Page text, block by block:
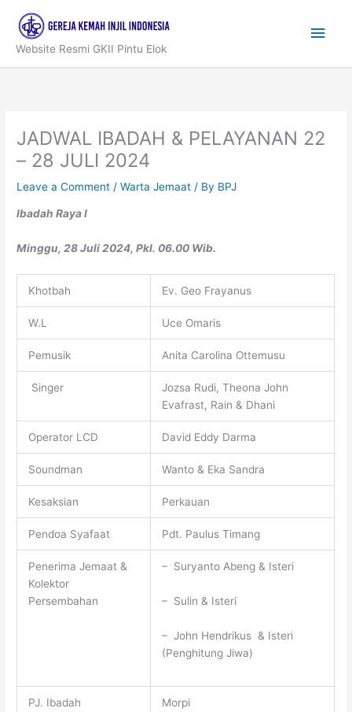
content
Website Resmi GKII Pintu Elok
Main
JADWAL IBADAH & PELAYANAN 22
– 28 JULI 2024
Leave a Comment /Warta Jemaat / By BPJ
Ibadah Raya I
Minggu, 28 Juli 2024, Pkl. 06.00 Wib.
Khotbah Ev. Geo Frayanus
W.L Uce Omaris
Pemusik Anita Carolina Ottemusu
Singer
Jozsa Rudi, Theona John
Evafrast, Rain & Dhani
Operator LCD David Eddy Darma
Soundman Wanto & Eka Sandra
Kesaksian Perkauan
Pendoa Syafaat Pdt. Paulus Timang
Penerima Jemaat &
Kolektor
Persembahan
– Suryanto Abeng & Isteri
– Sulin & Isteri
– John Hendrikus & Isteri
(Penghitung Jiwa)
PJ. Ibadah Morpi